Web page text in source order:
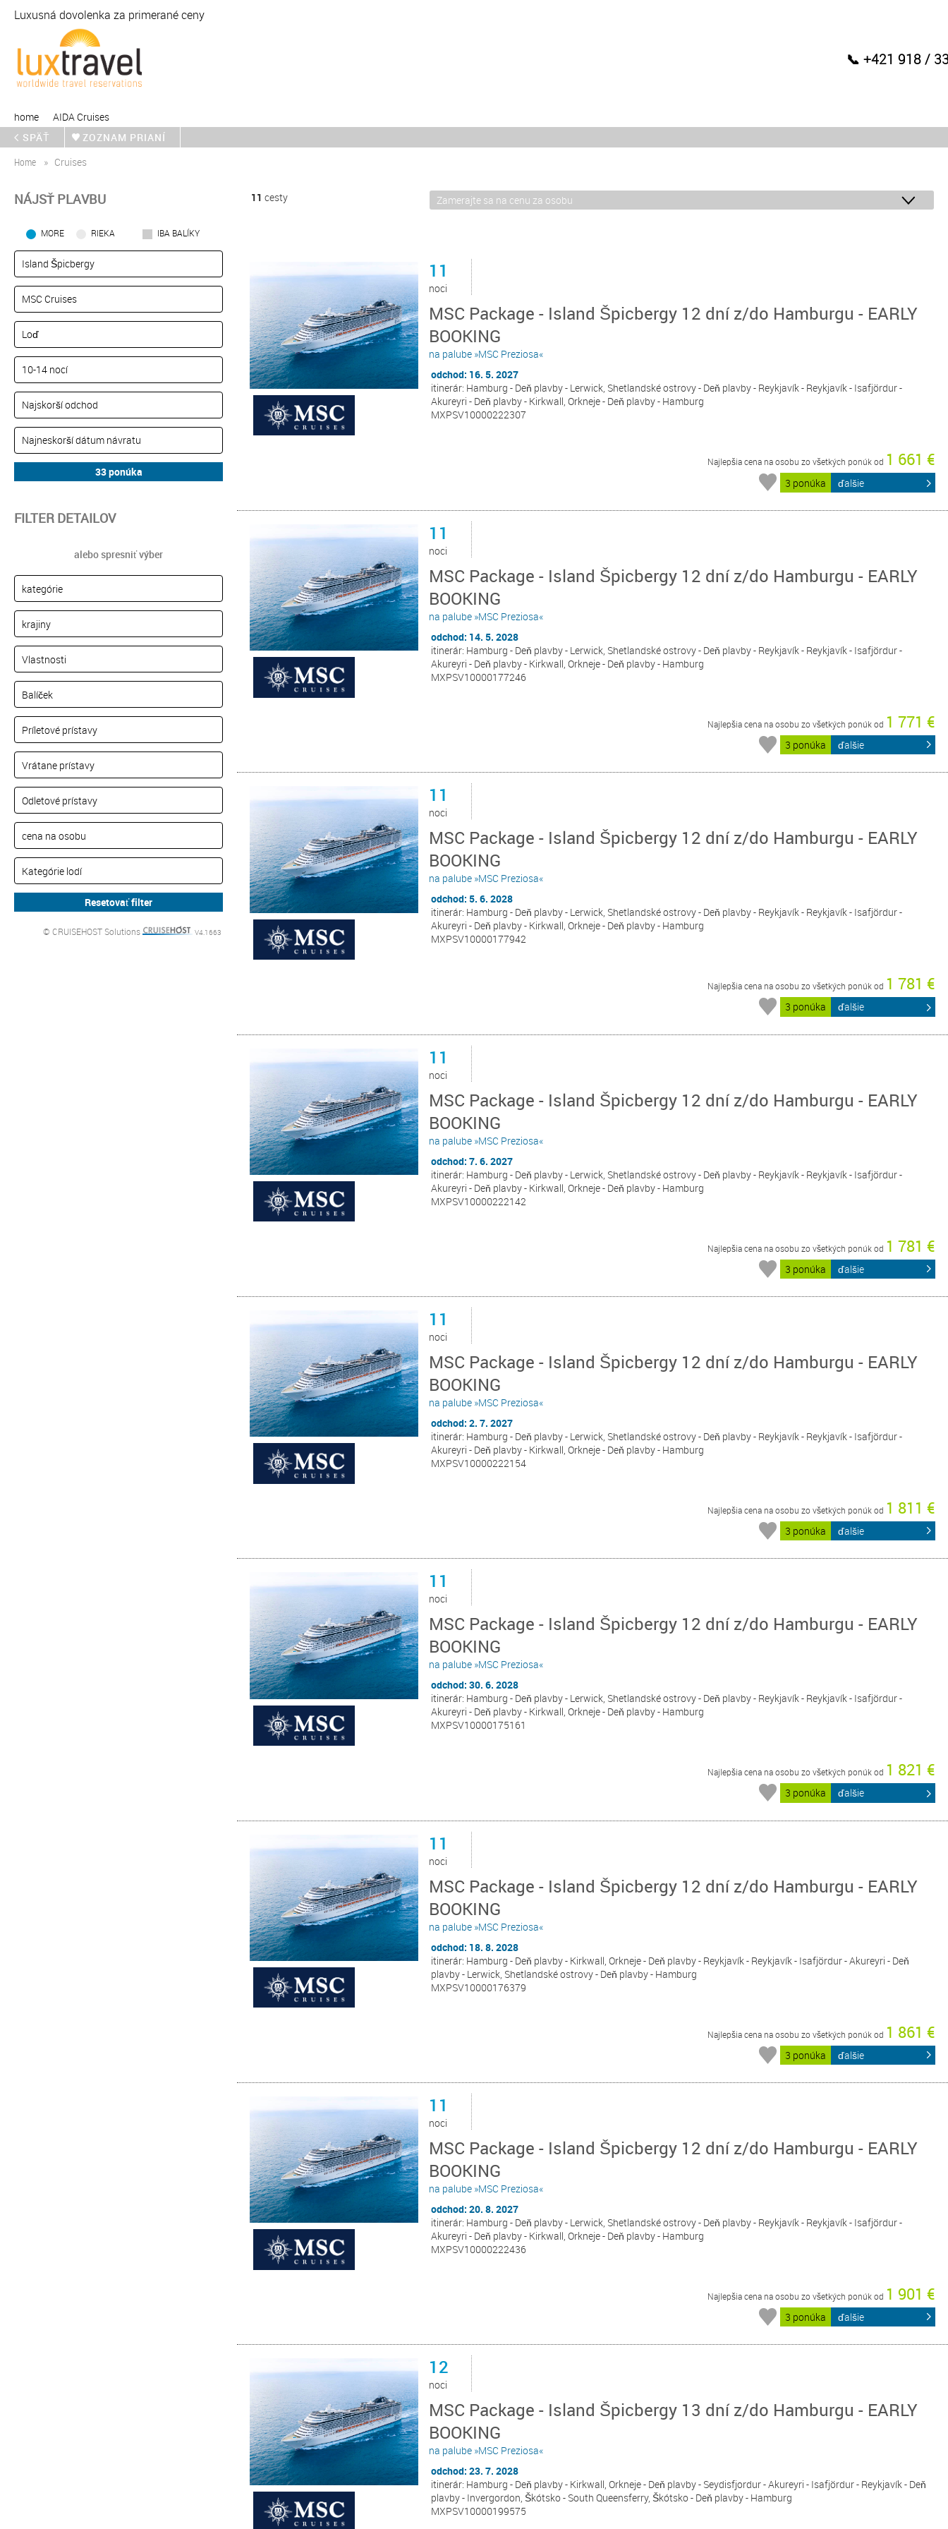
home AIDA Cruises
📞 +421 918 /
Luxusná dovolenka za primerané ceny
SPÄŤ
ZOZNAM PRIANÍ
Home
Cruises
NÁJSŤ PLAVBU
MORE RIEKA IBA BALÍKY
FILTER DETAILOV
alebo spresniť výber
© CRUISEHOST Solutions V4.1663
11 cesty
11
noci
MSC Package - Island Špicbergy 12 dní z/do Hamburgu - EARLY
BOOKING
na palube »MSC Preziosa«
odchod: 16. 5. 2027
itinerár: Hamburg - Deň plavby - Lerwick, Shetlandské ostrovy - Deň plavby - Reykjavík - Reykjavík - Isafjördur -
Akureyri - Deň plavby - Kirkwall, Orkneje - Deň plavby - Hamburg
MXPSV10000222307
Najlepšia cena na osobu zo všetkých ponúk od 1 661 €
3 ponúka ďalšie
11
noci
MSC Package - Island Špicbergy 12 dní z/do Hamburgu - EARLY
BOOKING
na palube »MSC Preziosa«
odchod: 14. 5. 2028
itinerár: Hamburg - Deň plavby - Lerwick, Shetlandské ostrovy - Deň plavby - Reykjavík - Reykjavík - Isafjördur -
Akureyri - Deň plavby - Kirkwall, Orkneje - Deň plavby - Hamburg
MXPSV10000177246
Najlepšia cena na osobu zo všetkých ponúk od 1 771 €
3 ponúka ďalšie
11
noci
MSC Package - Island Špicbergy 12 dní z/do Hamburgu - EARLY
BOOKING
na palube »MSC Preziosa«
odchod: 5. 6. 2028
itinerár: Hamburg - Deň plavby - Lerwick, Shetlandské ostrovy - Deň plavby - Reykjavík - Reykjavík - Isafjördur -
Akureyri - Deň plavby - Kirkwall, Orkneje - Deň plavby - Hamburg
MXPSV10000177942
Najlepšia cena na osobu zo všetkých ponúk od 1 781 €
3 ponúka ďalšie
11
noci
MSC Package - Island Špicbergy 12 dní z/do Hamburgu - EARLY
BOOKING
na palube »MSC Preziosa«
odchod: 7. 6. 2027
itinerár: Hamburg - Deň plavby - Lerwick, Shetlandské ostrovy - Deň plavby - Reykjavík - Reykjavík - Isafjördur -
Akureyri - Deň plavby - Kirkwall, Orkneje - Deň plavby - Hamburg
MXPSV10000222142
Najlepšia cena na osobu zo všetkých ponúk od 1 781 €
3 ponúka ďalšie
11
noci
MSC Package - Island Špicbergy 12 dní z/do Hamburgu - EARLY
BOOKING
na palube »MSC Preziosa«
odchod: 2. 7. 2027
itinerár: Hamburg - Deň plavby - Lerwick, Shetlandské ostrovy - Deň plavby - Reykjavík - Reykjavík - Isafjördur -
Akureyri - Deň plavby - Kirkwall, Orkneje - Deň plavby - Hamburg
MXPSV10000222154
Najlepšia cena na osobu zo všetkých ponúk od 1 811 €
3 ponúka ďalšie
11
noci
MSC Package - Island Špicbergy 12 dní z/do Hamburgu - EARLY
BOOKING
na palube »MSC Preziosa«
odchod: 30. 6. 2028
itinerár: Hamburg - Deň plavby - Lerwick, Shetlandské ostrovy - Deň plavby - Reykjavík - Reykjavík - Isafjördur -
Akureyri - Deň plavby - Kirkwall, Orkneje - Deň plavby - Hamburg
MXPSV10000175161
Najlepšia cena na osobu zo všetkých ponúk od 1 821 €
3 ponúka ďalšie
11
noci
MSC Package - Island Špicbergy 12 dní z/do Hamburgu - EARLY
BOOKING
na palube »MSC Preziosa«
odchod: 18. 8. 2028
itinerár: Hamburg - Deň plavby - Kirkwall, Orkneje - Deň plavby - Reykjavík - Reykjavík - Isafjördur - Akureyri - Deň
plavby - Lerwick, Shetlandské ostrovy - Deň plavby - Hamburg
MXPSV10000176379
Najlepšia cena na osobu zo všetkých ponúk od 1 861 €
3 ponúka ďalšie
11
noci
MSC Package - Island Špicbergy 12 dní z/do Hamburgu - EARLY
BOOKING
na palube »MSC Preziosa«
odchod: 20. 8. 2027
itinerár: Hamburg - Deň plavby - Lerwick, Shetlandské ostrovy - Deň plavby - Reykjavík - Reykjavík - Isafjördur -
Akureyri - Deň plavby - Kirkwall, Orkneje - Deň plavby - Hamburg
MXPSV10000222436
Najlepšia cena na osobu zo všetkých ponúk od 1 901 €
3 ponúka ďalšie
12
noci
MSC Package - Island Špicbergy 13 dní z/do Hamburgu - EARLY
BOOKING
na palube »MSC Preziosa«
odchod: 23. 7. 2028
itinerár: Hamburg - Deň plavby - Kirkwall, Orkneje - Deň plavby - Seydisfjordur - Akureyri - Isafjördur - Reykjavík - Deň
plavby - Invergordon, Škótsko - South Queensferry, Škótsko - Deň plavby - Hamburg
MXPSV10000199575